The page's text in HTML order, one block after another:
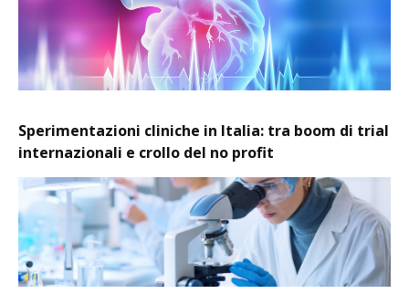
Sperimentazioni cliniche in Italia: tra boom di trial
internazionali e crollo del no profit